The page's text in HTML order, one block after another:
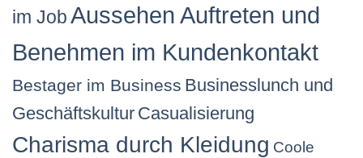
im Job Aussehen Auftreten und
Benehmen im Kundenkontakt
Bestager im Business Businesslunch und
Geschäftskultur Casualisierung
Charisma durch Kleidung Coole